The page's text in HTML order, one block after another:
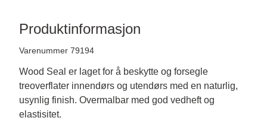
Produktinformasjon
Varenummer 79194
Wood Seal er laget for å beskytte og forsegle
treoverflater innendørs og utendørs med en naturlig,
usynlig finish. Overmalbar med god vedheft og
elastisitet.